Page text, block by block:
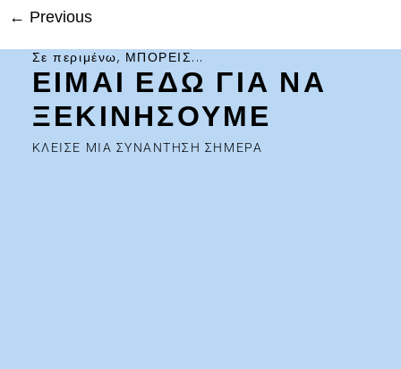
← Previous
Σε περιμένω, ΜΠΟΡΕΙΣ...
ΕΙΜΑΙ ΕΔΩ ΓΙΑ ΝΑ
ΞΕΚΙΝΗΣΟΥΜΕ
ΚΛΕΙΣΕ ΜΙΑ ΣΥΝΑΝΤΗΣΗ ΣΗΜΕΡΑ